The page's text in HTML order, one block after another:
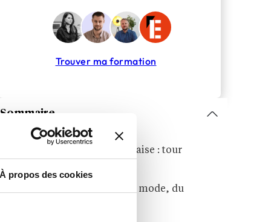
À propos des cookies
Trouver ma formation
Sommaire
Le secteur de la mode française : tour
Panorama des métiers de la mode, du